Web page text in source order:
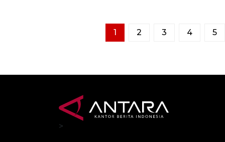
1 2 3 4 5
>